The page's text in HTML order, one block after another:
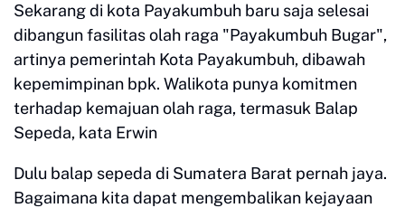
Sekarang di kota Payakumbuh baru saja selesai
dibangun fasilitas olah raga "Payakumbuh Bugar",
artinya pemerintah Kota Payakumbuh, dibawah
kepemimpinan bpk. Walikota punya komitmen
terhadap kemajuan olah raga, termasuk Balap
Sepeda, kata Erwin
Dulu balap sepeda di Sumatera Barat pernah jaya.
Bagaimana kita dapat mengembalikan kejayaan